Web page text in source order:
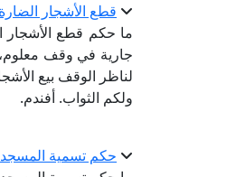
قطع الأشجار
ما حكم قطع
جارية في وقف
لناظر الوقف بيع
ولكم الثواب. أفندم.
حكم تسمية المسجد